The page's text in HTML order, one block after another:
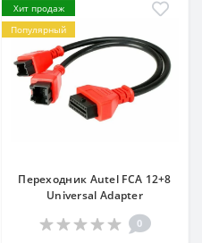
Хит продаж
Популярный
Переходник Autel FCA 12+8
Universal Adapter
0